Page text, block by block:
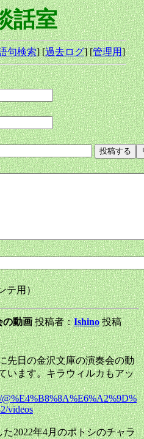
話室
句検索] [過去ログ] [管理用]
テ用）
の動画投稿者：Ishino 投稿
先日の金沢文庫の演奏会の動
います。キラウィルカもアッ
videos
2022年4月のポトシのチャラ